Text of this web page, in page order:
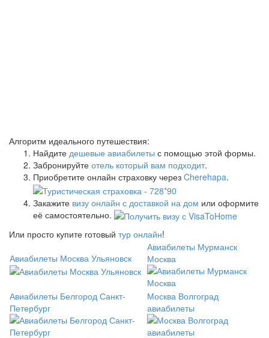
Алгоритм идеального путешествия:
Найдите дешевые авиабилеты с помощью этой формы.
Забронируйте отель который вам подходит.
Приобретите онлайн страховку через Cherehapa.
Закажите визу онлайн с доставкой на дом или оформите
её самостоятельно.
Или просто купите готовый тур онлайн!
Авиабилеты Москва Ульяновск
Авиабилеты Мурманск
Москва
Авиабилеты Белгород Санкт-
Петербург
Москва Волгоград
авиабилеты